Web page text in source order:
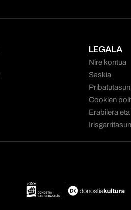
LEGALA
Nire kontua
Saskia
Cookien
Erabilera